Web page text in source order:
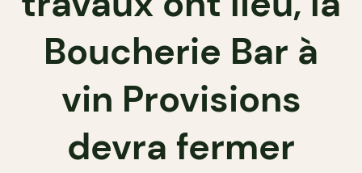
Boucherie Bar à
vin Provisions
devra fermer